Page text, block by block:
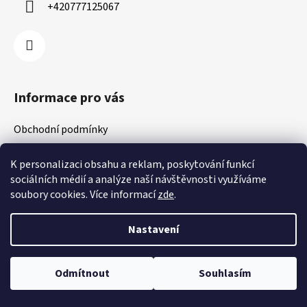
K personalizaci obsahu a reklam, poskytování funkcí
sociálních médií a analýze naší návštěvnosti využíváme
soubory cookies. Více informacízde.
Nastavení
Odmítnout Souhlasím
+420777125067
Informace pro vás
Obchodní podmínky
Upravit nastavení cookies